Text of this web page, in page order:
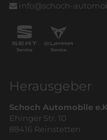
info@schoch-
Herausgeber
Schoch Automobile
Ehinger Str. 10
88416 Reinstetten